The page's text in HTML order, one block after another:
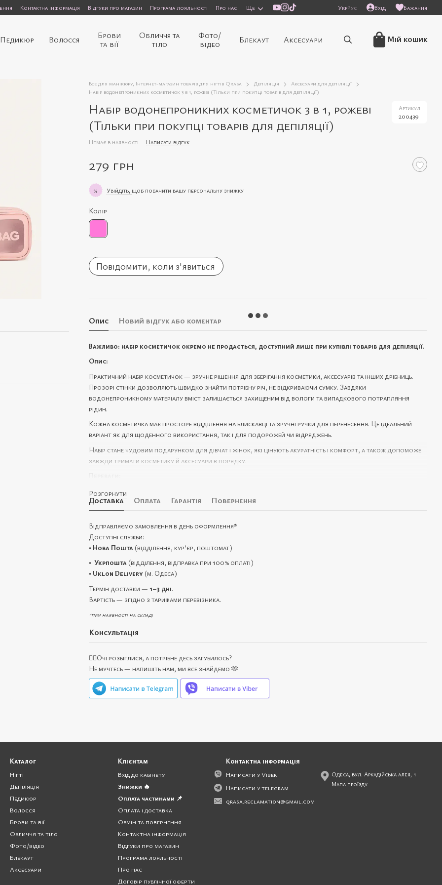
Контактна інформація Відгуки про магазин Програма лояльності Про нас Ще УкрРус Вхід Бажання
Педикюр Волосся
Брови
та вії
Обличчя та
тіло
Фото/
відео
Блекаут Аксесуари Мій кошик
Все для манікюру, Інтернет-магазин товарів для нігтів Qrasa Депіляція
Аксесуари для депіляції
Набір водонепроникних косметичок 3 в 1, рожеві (Тільки при покупці товарів для депіляції)
Набір водонепроникних косметичок 3 в 1, рожеві
(Тільки при покупці товарів для депіляції)
Артикул
200439
Немає в наявності Написати відгук
279 грн
% Увійдіть, щоб побачити вашу персональну знижку
Колір
Повідомити, коли з'явиться
Опис Новий відгук або коментар
Важливо: набір косметичок окремо не продається, доступний лише при купівлі товарів для депіляції.
Опис:
Практичний набір косметичок — зручне рішення для зберігання косметики, аксесуарів та інших дрібниць.
Прозорі стінки дозволяють швидко знайти потрібну річ, не відкриваючи сумку. Завдяки
водонепроникному матеріалу вміст залишається захищеним від вологи та випадкового потрапляння
рідин.
Кожна косметичка має просторе відділення на блискавці та зручні ручки для перенесення. Це ідеальний
варіант як для щоденного використання, так і для подорожей чи відряджень.
Набір стане чудовим подарунком для дівчат і жінок, які цінують акуратність і комфорт, а також допоможе
завжди тримати косметику й аксесуари в порядку.
міцні та довговічні;
захищають від впливу зовнішніх факторів;
стильний дизайн і продумана практичність.
Розміри:
31 × 12 × 21 см
22 × 8 × 12 см
Розгорнути
Доставка Оплата Гарантія Повернення
Відправляємо замовлення в день оформлення*
Доступні служби:
• Нова Пошта(відділення, кур’єр, поштомат)
• Укрпошта(відділення, відправка при 100% оплаті)
• Uklon Delivery(м. Одеса)
Термін доставки — 1–3 дні.
Вартість — згідно з тарифами перевізника.
*при наявності на складі
Консультація
🙋‍♀️Очі розбіглися, а потрібне десь загубилось?
Не мучтесь — напишіть нам, ми все знайдемо 🫶
Каталог
Нігті
Депіляція
Педикюр
Волосся
Брови та вії
Обличчя та тіло
Фото/відео
Блекаут
Аксесуари
Клієнтам
Вхід до кабінету
Знижки 🔥
Оплата частинами 📌
Оплата і доставка
Обмін та повернення
Контактна інформація
Відгуки про магазин
Програма лояльності
Про нас
Договір публічної оферти
Контактна інформація
Написати у Viber
Написати у telegram
qrasa.reclamation@gmail.com
Одеса, вул. Аркадійська алея, 1
Мапа проїзду